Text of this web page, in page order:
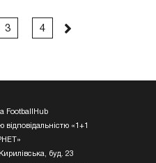
3 4
FootballHub
«1+1
буд. 23